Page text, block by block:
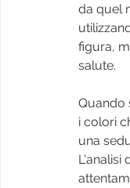
da quel
figura,
salute.
Quando
i colori
una
L'analisi